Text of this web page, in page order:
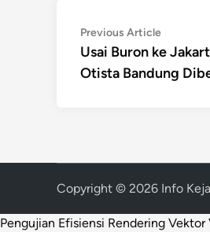
Post
navigation
Previous ArticlePrevious
article:
Usai Buron ke
Otista Bandung
Copyright © 2026 Info
Pengujian Efisiensi Rendering Vektor